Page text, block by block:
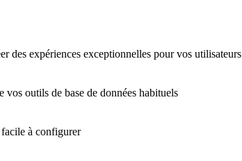
des expériences exceptionnelles pour vos utilisateurs
outils de base de données habituels
facile à configurer